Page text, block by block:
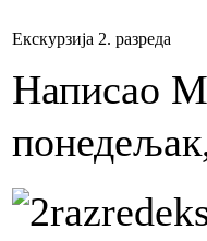
Екскурзија 2. разреда
Написао